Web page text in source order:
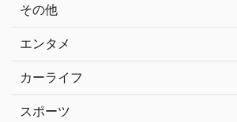
その他
エンタメ
カーライフ
スポーツ